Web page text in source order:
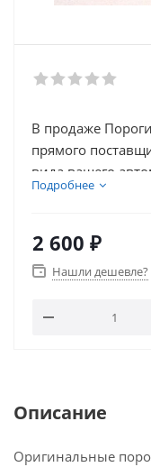
В продаже
прямого
вида вашего автомобиля. В нашем
присутствует
Подробнее
2 600 ₽
Нашли дешевле?
Описание
Оригинальные